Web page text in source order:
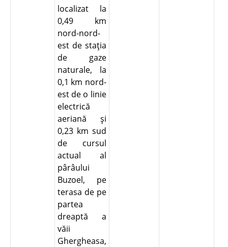
localizat la
0,49 km
nord-nord-
est de staţia
de gaze
naturale, la
0,1 km nord-
est de o linie
electrică
aeriană şi
0,23 km sud
de cursul
actual al
pârâului
Buzoel, pe
terasa de pe
partea
dreaptă a
văii
Ghergheasa,